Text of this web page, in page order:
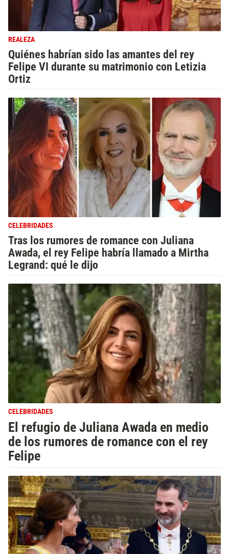
REALEZA
Quiénes habrían sido las amantes del rey
Felipe VI durante su matrimonio con Letizia
Ortiz
CELEBRIDADES
Tras los rumores de romance con Juliana
Awada, el rey Felipe habría llamado a Mirtha
Legrand: qué le dijo
CELEBRIDADES
El refugio de Juliana Awada en medio
de los rumores de romance con el rey
Felipe